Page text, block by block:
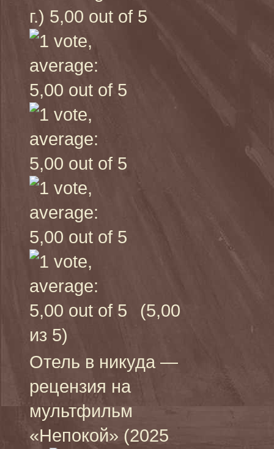
г.)
(5,00
из 5)
Отель в никуда —
рецензия на
мультфильм
«Непокой» (2025